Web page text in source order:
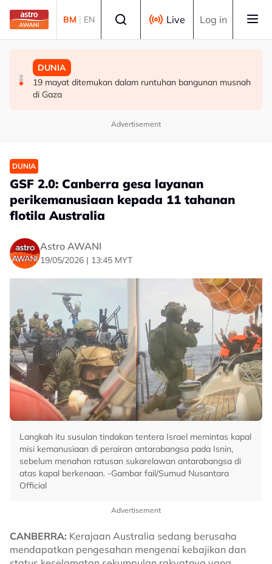
Skip to main content
BM | EN Live Log in
DUNIA
Keadaan Joe Biden makin lemah, kanser prostat
merebak ke tulang
DUNIA
Bau busuk makanan reput terus hantui penduduk Los
Angeles
DUNIA
19 mayat ditemukan dalam runtuhan bangunan musnah
di Gaza
Advertisement
DUNIA
GSF 2.0: Canberra gesa layanan
perikemanusiaan kepada 11 tahanan
flotila Australia
Astro AWANI
19/05/2026 | 13:45 MYT
Langkah itu susulan tindakan tentera Israel memintas kapal
misi kemanusiaan di perairan antarabangsa pada Isnin,
sebelum menahan ratusan sukarelawan antarabangsa di
atas kapal berkenaan. -Gambar fail/Sumud Nusantara
Official
Advertisement
CANBERRA: Kerajaan Australia sedang berusaha
mendapatkan pengesahan mengenai kebajikan dan